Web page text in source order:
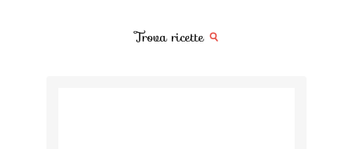
Trova ricette